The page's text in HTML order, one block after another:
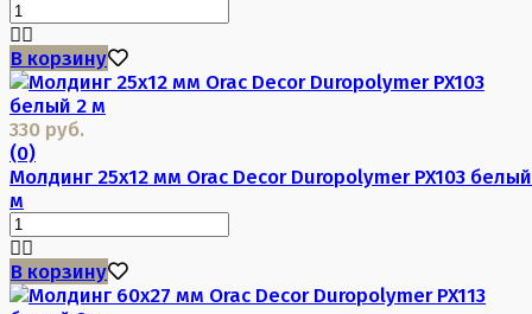
В корзину
330 руб.
(0)
Молдинг 25х12 мм Orac Decor Duropolymer PX103
м
В корзину